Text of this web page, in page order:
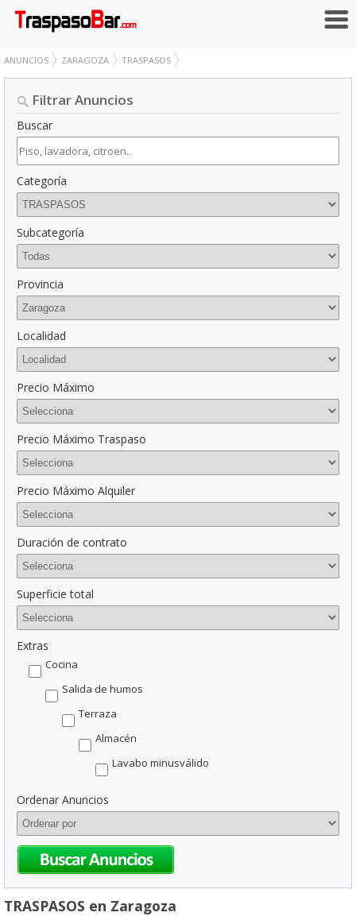
ANUNCIOS ZARAGOZA TRASPASOS
Filtrar Anuncios
Buscar
Categoría
Subcategoría
Provincia
Localidad
Precio Máximo
Precio Máximo Traspaso
Precio Máximo Alquiler
Duración de contrato
Superficie total
Extras
Cocina
Salida de humos
Terraza
Almacén
Lavabo minusválido
Ordenar Anuncios
TRASPASOS en Zaragoza